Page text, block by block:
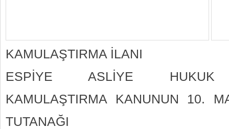
KAMULAŞTIRMA İLANI
ESPİYE ASLİYE HUKUK
KAMULAŞTIRMA KANUNUN 10.
TUTANAĞI